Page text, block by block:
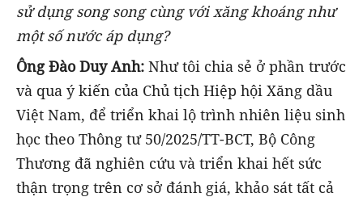
sử dụng song song cùng với xăng khoáng như
một số nước áp dụng?
Ông Đào Duy Anh: Như tôi chia sẻ ở phần trước
và qua ý kiến của Chủ tịch Hiệp hội Xăng dầu
Việt Nam, để triển khai lộ trình nhiên liệu sinh
học theo Thông tư 50/2025/TT-BCT, Bộ Công
Thương đã nghiên cứu và triển khai hết sức
thận trọng trên cơ sở đánh giá, khảo sát tất cả